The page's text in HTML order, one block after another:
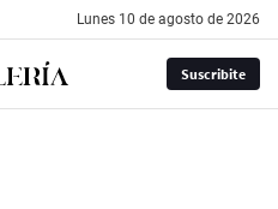
lunes 10 de agosto de 2026
Suscribite